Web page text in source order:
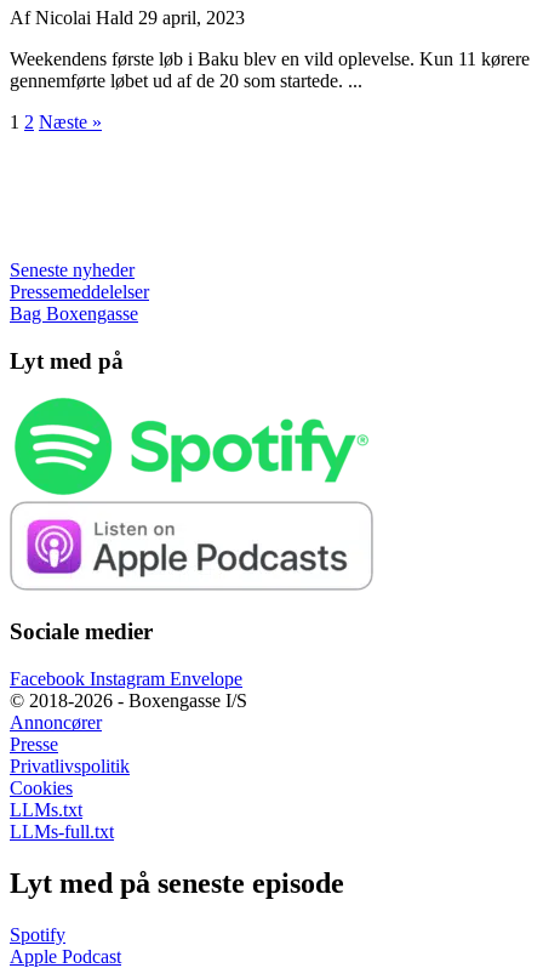
AfNicolai Hald 29 april, 2023
Weekendens første løb i Baku blev en vild oplevelse. Kun 11 kørere
gennemførte løbet ud af de 20 som startede. ...
1 2 Næste »
Seneste nyheder
Pressemeddelelser
Bag Boxengasse
Lyt med på
Sociale medier
Facebook Instagram Envelope
© 2018-2026 - Boxengasse I/S
Annoncører
Presse
Privatlivspolitik
Cookies
LLMs.txt
LLMs-full.txt
Lyt med på seneste episode
Spotify
Apple Podcast